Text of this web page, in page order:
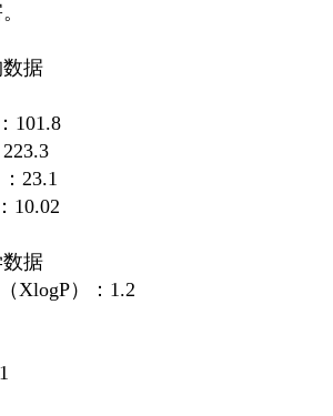
据
101.8
23.1
10.02
据
XlogP）：1.2